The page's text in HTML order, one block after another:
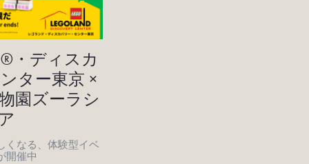
・ディスカ
ター東京 ×
園ズーラシ
なる、体験型イベ
開催中